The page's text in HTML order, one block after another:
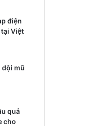
điện
Việt
đội mũ
quả
cho